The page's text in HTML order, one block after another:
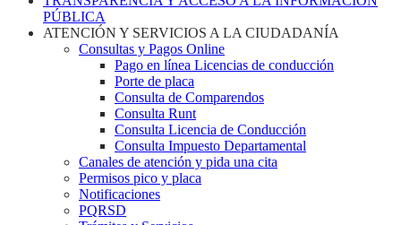
PÚBLICA
ATENCIÓN Y SERVICIOS A LA CIUDADANÍA
Consultas y Pagos Online
Pago en línea Licencias de conducción
Porte de placa
Consulta de Comparendos
Consulta Runt
Consulta Licencia de Conducción
Consulta Impuesto Departamental
Canales de atención y pida una cita
Permisos pico y placa
Notificaciones
PQRSD